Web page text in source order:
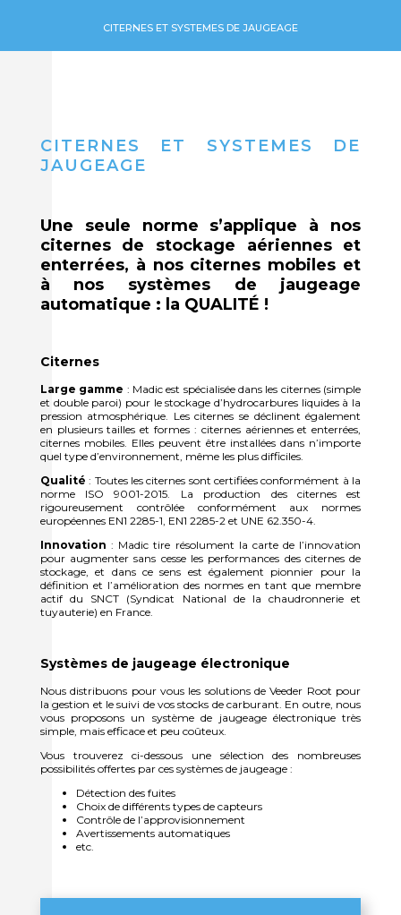
CITERNES ET SYSTEMES DE JAUGEAGE
CITERNES ET SYSTEMES DE
JAUGEAGE
Une seule norme s’applique à nos
citernes de stockage aériennes et
enterrées, à nos citernes mobiles et
à nos systèmes de jaugeage
automatique : la QUALITÉ !
Citernes
Large gamme : Madic est spécialisée dans les citernes (simple
et double paroi) pour le stockage d’hydrocarbures liquides à la
pression atmosphérique. Les citernes se déclinent également
en plusieurs tailles et formes : citernes aériennes et enterrées,
citernes mobiles. Elles peuvent être installées dans n’importe
quel type d’environnement, même les plus difficiles.
Qualité : Toutes les citernes sont certifiées conformément à la
norme ISO 9001-2015. La production des citernes est
rigoureusement contrôlée conformément aux normes
européennes EN1 2285-1, EN1 2285-2 et UNE 62.350-4.
Innovation : Madic tire résolument la carte de l’innovation
pour augmenter sans cesse les performances des citernes de
stockage, et dans ce sens est également pionnier pour la
définition et l’amélioration des normes en tant que membre
actif du SNCT (Syndicat National de la chaudronnerie et
tuyauterie) en France.
Systèmes de jaugeage électronique
Nous distribuons pour vous les solutions de Veeder Root pour
la gestion et le suivi de vos stocks de carburant. En outre, nous
vous proposons un système de jaugeage électronique très
simple, mais efficace et peu coûteux.
Vous trouverez ci-dessous une sélection des nombreuses
possibilités offertes par ces systèmes de jaugeage :
Détection des fuites
Choix de différents types de capteurs
Contrôle de l’approvisionnement
Avertissements automatiques
etc.